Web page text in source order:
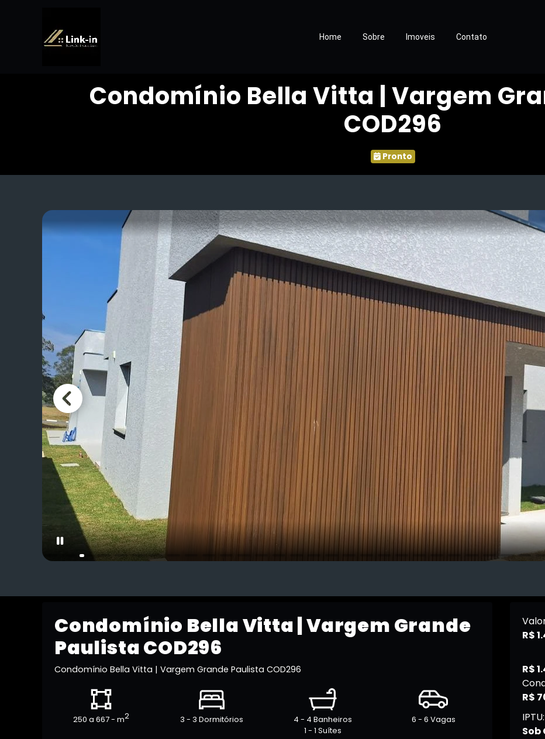
Home Sobre Imoveis Contato
Condomínio Bella Vitta | Vargem
COD296
Pronto
Condomínio Bella Vitta | Vargem Grande
Paulista COD296
Condomínio Bella Vitta | Vargem Grande Paulista COD296
250 a 667 - m2 3 - 3 Dormitórios
4 - 4 Banheiros
1 - 1 Suítes
6 - 6 Vagas
R$
R$
R$
IPTU:
Sob